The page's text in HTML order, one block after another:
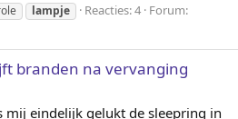
lampje Reacties: 4 Forum:
branden na vervanging
mij eindelijk gelukt de sleepring in